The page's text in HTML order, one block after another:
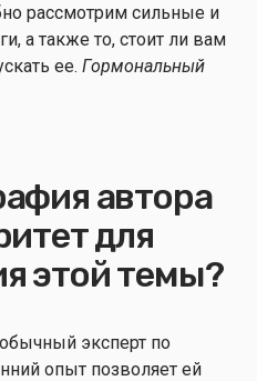
рассмотрим сильные и
а также то, стоит ли вам
ее. Гормональный
автора
для
этой темы?
эксперт по
опыт позволяет ей